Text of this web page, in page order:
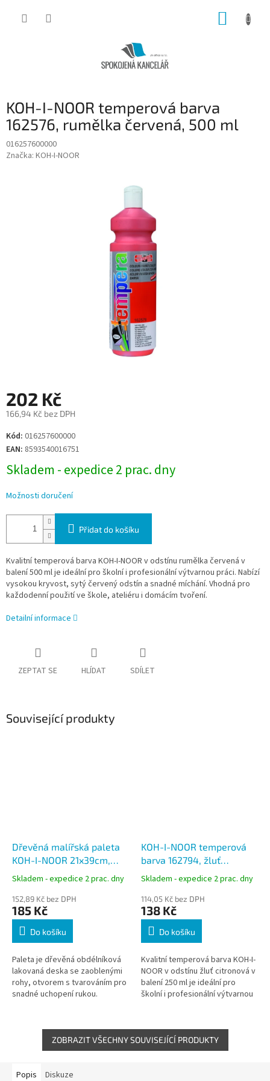
KOH-I-NOOR temperová barva
162576, rumělka červená, 500 ml
016257600000
Značka: KOH-I-NOOR
202 Kč
166,94 Kč bez DPH
Měrná
cena:
Kód: 016257600000
EAN: 8593540016751
Skladem - expedice 2 prac. dny
Možnosti doručení
Přidat do košíku
Kvalitní temperová barva KOH-I-NOOR v odstínu rumělka červená v
balení 500 ml je ideální pro školní i profesionální výtvarnou práci. Nabízí
vysokou kryvost, sytý červený odstín a snadné míchání. Vhodná pro
každodenní použití ve škole, ateliéru i domácím tvoření.
Detailní informace
ZEPTAT SE HLÍDAT SDÍLET
Související produkty
Dřevěná malířská paleta
KOH-I-NOOR 21x39cm,
velká s otvorem
Skladem - expedice 2 prac. dny
152,89 Kč bez DPH
185 Kč
Do košíku
Paleta je dřevěná obdélníková
lakovaná deska se zaoblenými
rohy, otvorem s tvarováním pro
snadné uchopení rukou.
KOH-I-NOOR temperová
barva 162794, žluť
citronová, 250 ml
Skladem - expedice 2 prac. dny
114,05 Kč bez DPH
138 Kč
Do košíku
Kvalitní temperová barva KOH-I-
NOOR v odstínu žluť citronová v
balení 250 ml je ideální pro
školní i profesionální výtvarnou
ZOBRAZIT VŠECHNY SOUVISEJÍCÍ PRODUKTY
Popis Diskuze